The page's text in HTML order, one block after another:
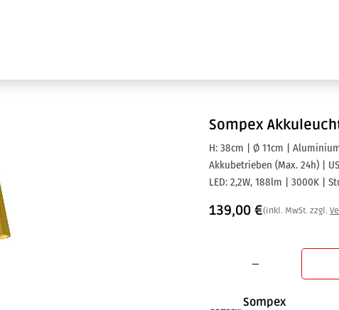
Sompex
H: 38cm | Ø 11cm |
Akkubetrieben (Max. 24h) |
LED: 2,2W, 188lm | 3000K |
139,00 €(inkl. MwSt. zzgl.
Sompex